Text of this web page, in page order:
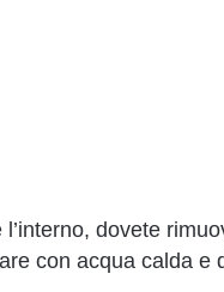
l’interno, dovete
con acqua calda e